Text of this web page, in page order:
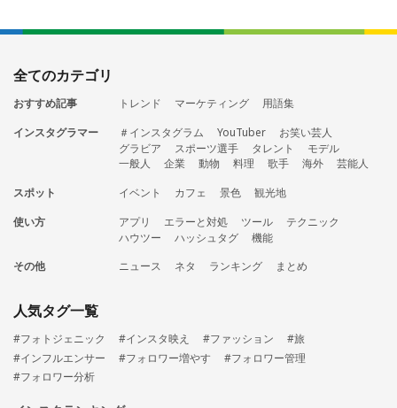
全てのカテゴリ
おすすめ記事 トレンド マーケティング
用語集
インスタグラマー
＃インスタグラム YouTuber
お笑い芸人
グラビア
スポーツ選手 タレント
モデル
一般人
企業 動物 料理 歌手 海外
芸能人
スポット
イベント カフェ 景色
観光地
使い方
アプリ エラーと対処 ツール
テクニック
ハウツー
ハッシュタグ
機能
その他
ニュース ネタ ランキング まとめ
人気タグ一覧
#フォトジェニック #インスタ映え #ファッション
#旅
#インフルエンサー
#フォロワー増やす
#フォロワー管理
#フォロワー分析